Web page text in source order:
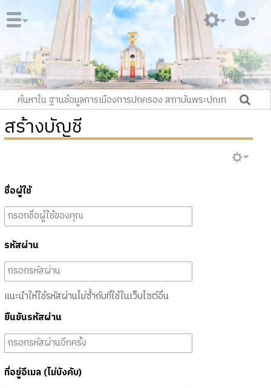
สร้างบัญชี
ชื่อผู้ใช้
รหัสผ่าน
แนะนำให้ใช้รหัสผ่านไม่ซ้ำกับที่ใช้ในเว็บไซต์อื่น
ยืนยันรหัสผ่าน
ที่อยู่อีเมล (ไม่บังคับ)